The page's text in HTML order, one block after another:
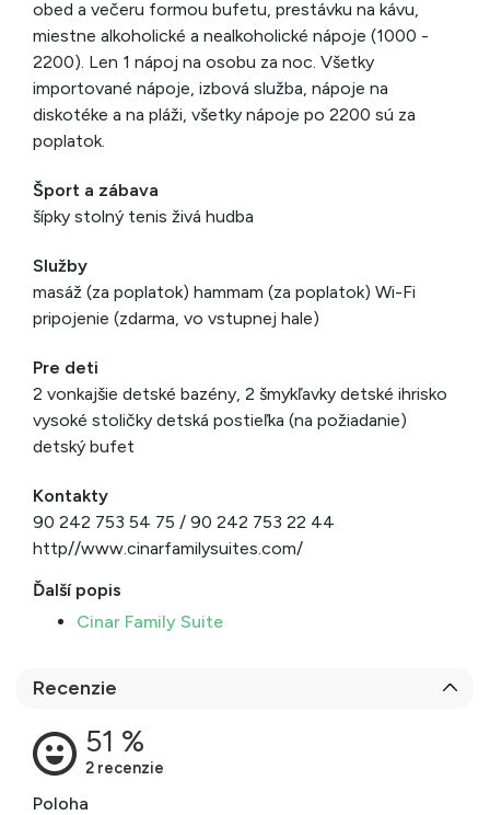
obed a večeru formou bufetu, prestávku na kávu,
miestne alkoholické a nealkoholické nápoje (1000 -
2200). Len 1 nápoj na osobu za noc. Všetky
importované nápoje, izbová služba, nápoje na
diskotéke a na pláži, všetky nápoje po 2200 sú za
poplatok.
Šport a zábava
šípky stolný tenis živá hudba
Služby
masáž (za poplatok) hammam (za poplatok) Wi-Fi
pripojenie (zdarma, vo vstupnej hale)
Pre deti
2 vonkajšie detské bazény, 2 šmykľavky detské ihrisko
vysoké stoličky detská postieľka (na požiadanie)
detský bufet
Kontakty
90 242 753 54 75 / 90 242 753 22 44
http//www.cinarfamilysuites.com/
Ďalší popis
Cinar Family Suite
Recenzie
Poloha